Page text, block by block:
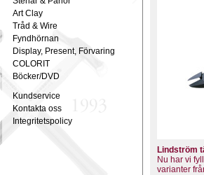
Art Clay
Tråd & Wire
Fyndhörnan
Display, Present, Förvaring
COLORIT
Böcker/DVD
Kundservice
Kontakta oss
Integritetspolicy
Lindström
Nu har vi
varianter